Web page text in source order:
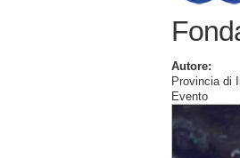
Autore:
Provincia di
Evento